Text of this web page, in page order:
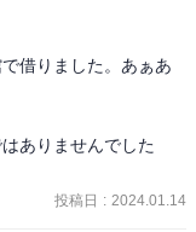
借りました。あぁあ
ありませんでした
投稿日 : 2024.01.14